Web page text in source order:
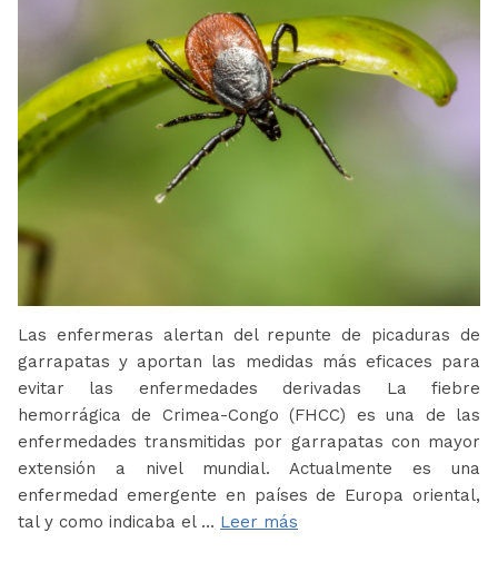
Las enfermeras alertan del repunte de picaduras de
garrapatas y aportan las medidas más eficaces para
evitar las enfermedades derivadas La fiebre
hemorrágica de Crimea-Congo (FHCC) es una de las
enfermedades transmitidas por garrapatas con mayor
extensión a nivel mundial. Actualmente es una
enfermedad emergente en países de Europa oriental,
tal y como indicaba el … Leer más